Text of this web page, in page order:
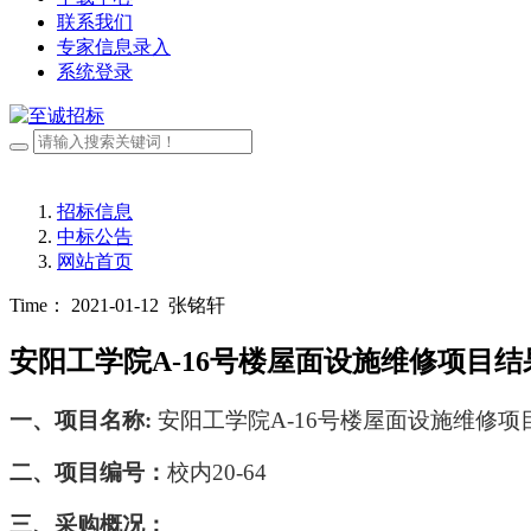
联系我们
专家信息录入
系统登录
招标信息
中标公告
网站首页
Time： 2021-01-12 张铭轩
安阳工学院A-16号楼屋面设施维修项目结
一、 项目名称: 安阳工学院A-16号楼屋面设施维修项
二、项目编号 ： 校内20-64
三、 采购概况：